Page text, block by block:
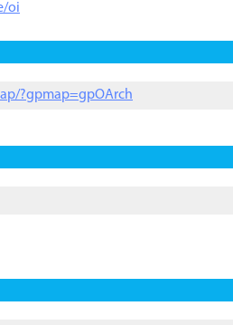
oi
?gpmap=gpOArch